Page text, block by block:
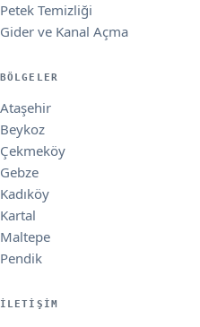
Petek Temizliği
Gider ve Kanal Açma
BÖLGELER
Ataşehir
Beykoz
Çekmeköy
Gebze
Kadıköy
Kartal
Maltepe
Pendik
İLETIŞIM